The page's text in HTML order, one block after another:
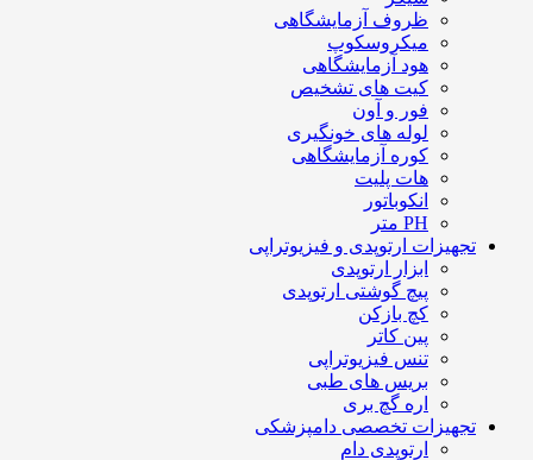
ظروف آزمایشگاهی
میکروسکوپ
هود آزمایشگاهی
کیت های تشخیص
فور و آون
لوله های خونگیری
کوره آزمایشگاهی
هات پلیت
انکوباتور
PH متر
تجهیزات ارتوپدی و فیزیوتراپی
ابزار ارتوپدی
پیچ گوشتی ارتوپدی
کچ بازکن
پین کاتر
تنس فیزیوتراپی
بریس های طبی
اره گچ بری
تجهیزات تخصصی دامپزشکی
ارتوپدی دام